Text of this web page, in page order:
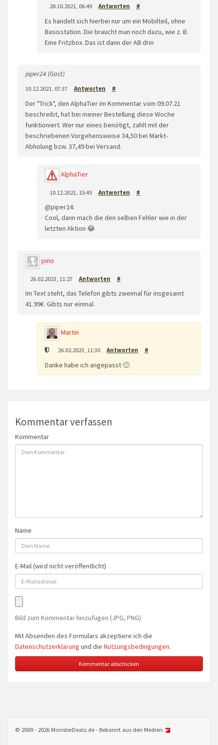
28.10.2021, 06:49 Antworten #
Es handelt sich hierbei nur um ein Mobilteil, ohne
Basisstation. Die braucht man noch dazu, wie z. B.
Eine Fritzbox. Das ist dann der AB drin
piper24 (Gast)
10.12.2021, 07:37 Antworten #
Der "Trick", den AlphaTier im Kommentar vom 09.07.21
beschreibt, hat bei meiner Bestellung diese Woche
funktioniert. Wer nur eines benötigt, zahlt mit der
beschriebenen Vorgehensweise 34,50 bei Markt-
Abholung bzw. 37,49 bei Versand.
AlphaTier
10.12.2021, 15:45 Antworten #
@piper24:
Cool, dann mach die den selben Fehler wie in der
letzten Aktion 😂
pino
26.02.2023, 11:27 Antworten #
Im Text steht, das Telefon gibts zweimal für insgesamt
41.99€. Gibts nur einmal.
Martin
26.02.2023, 11:30 Antworten #
Danke habe ich angepasst 🙂
Kommentar verfassen
Kommentar
Name
E-Mail (wird nicht veröffentlicht)
Bild zum Kommentar hinzufügen (JPG, PNG)
Mit Absenden des Formulars akzeptiere ich die
Datenschutzerklärung und die Nutzungsbedingungen.
© 2009 - 2026 MonsterDealz.de - Bekannt aus den Medien.